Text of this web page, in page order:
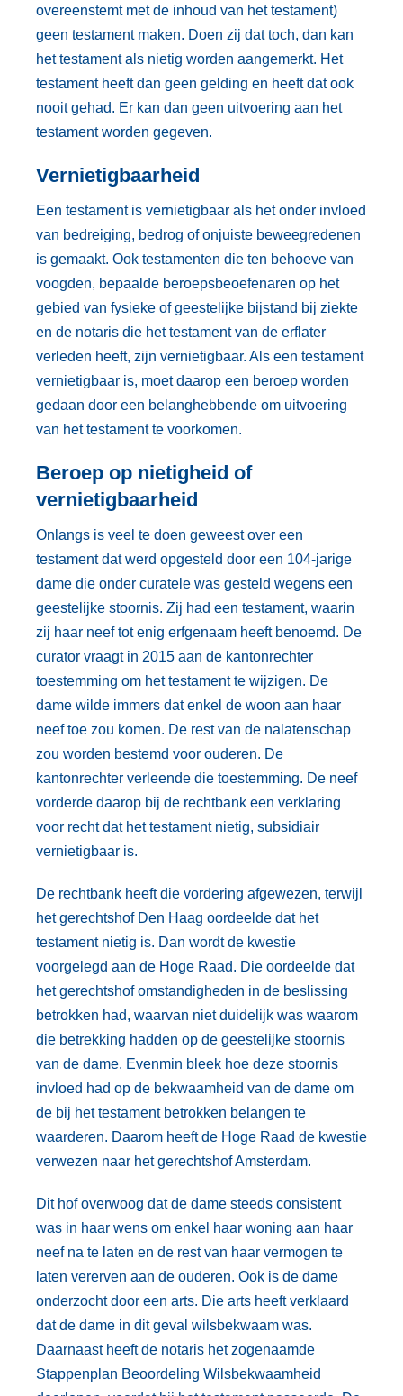
overeenstemt met de inhoud van het testament)
geen testament maken. Doen zij dat toch, dan kan
het testament als nietig worden aangemerkt. Het
testament heeft dan geen gelding en heeft dat ook
nooit gehad. Er kan dan geen uitvoering aan het
testament worden gegeven.
Vernietigbaarheid
Een testament is vernietigbaar als het onder invloed
van bedreiging, bedrog of onjuiste beweegredenen
is gemaakt. Ook testamenten die ten behoeve van
voogden, bepaalde beroepsbeoefenaren op het
gebied van fysieke of geestelijke bijstand bij ziekte
en de notaris die het testament van de erflater
verleden heeft, zijn vernietigbaar. Als een testament
vernietigbaar is, moet daarop een beroep worden
gedaan door een belanghebbende om uitvoering
van het testament te voorkomen.
Beroep op nietigheid of
vernietigbaarheid
Onlangs is veel te doen geweest over een
testament dat werd opgesteld door een 104-jarige
dame die onder curatele was gesteld wegens een
geestelijke stoornis. Zij had een testament, waarin
zij haar neef tot enig erfgenaam heeft benoemd. De
curator vraagt in 2015 aan de kantonrechter
toestemming om het testament te wijzigen. De
dame wilde immers dat enkel de woon aan haar
neef toe zou komen. De rest van de nalatenschap
zou worden bestemd voor ouderen. De
kantonrechter verleende die toestemming. De neef
vorderde daarop bij de rechtbank een verklaring
voor recht dat het testament nietig, subsidiair
vernietigbaar is.
De rechtbank heeft die vordering afgewezen, terwijl
het gerechtshof Den Haag oordeelde dat het
testament nietig is. Dan wordt de kwestie
voorgelegd aan de Hoge Raad. Die oordeelde dat
het gerechtshof omstandigheden in de beslissing
betrokken had, waarvan niet duidelijk was waarom
die betrekking hadden op de geestelijke stoornis
van de dame. Evenmin bleek hoe deze stoornis
invloed had op de bekwaamheid van de dame om
de bij het testament betrokken belangen te
waarderen. Daarom heeft de Hoge Raad de kwestie
verwezen naar het gerechtshof Amsterdam.
Dit hof overwoog dat de dame steeds consistent
was in haar wens om enkel haar woning aan haar
neef na te laten en de rest van haar vermogen te
laten vererven aan de ouderen. Ook is de dame
onderzocht door een arts. Die arts heeft verklaard
dat de dame in dit geval wilsbekwaam was.
Daarnaast heeft de notaris het zogenaamde
Stappenplan Beoordeling Wilsbekwaamheid